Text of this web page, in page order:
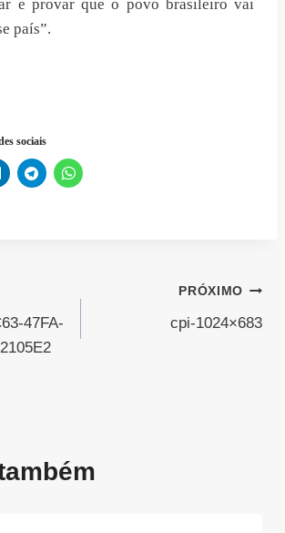
e provar que o povo brasileiro vai
país”.
sociais
47FA-
PRÓXIMO
cpi-1024×683